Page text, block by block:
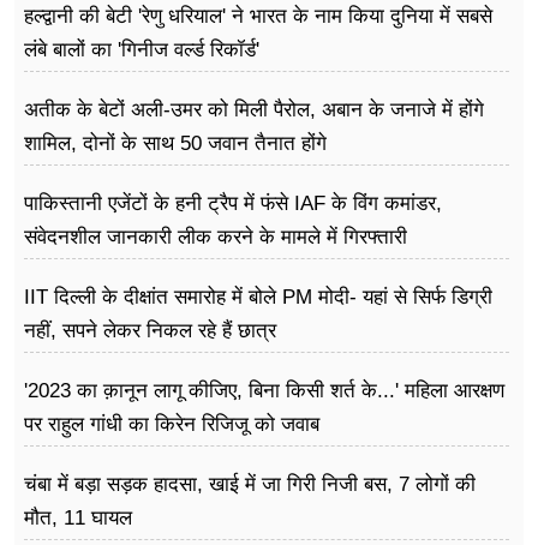
हल्द्वानी की बेटी 'रेणु धरियाल' ने भारत के नाम किया दुनिया में सबसे
लंबे बालों का 'गिनीज वर्ल्ड रिकॉर्ड'
अतीक के बेटों अली-उमर को मिली पैरोल, अबान के जनाजे में होंगे
शामिल, दोनों के साथ 50 जवान तैनात होंगे
पाकिस्तानी एजेंटों के हनी ट्रैप में फंसे IAF के विंग कमांडर,
संवेदनशील जानकारी लीक करने के मामले में गिरफ्तारी
IIT दिल्ली के दीक्षांत समारोह में बोले PM मोदी- यहां से सिर्फ डिग्री
नहीं, सपने लेकर निकल रहे हैं छात्र
'2023 का क़ानून लागू कीजिए, बिना किसी शर्त के...' महिला आरक्षण
पर राहुल गांधी का किरेन रिजिजू को जवाब
चंबा में बड़ा सड़क हादसा, खाई में जा गिरी निजी बस, 7 लोगों की
मौत, 11 घायल